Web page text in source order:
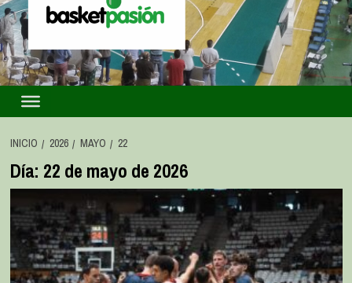
INICIO 2026 MAYO 22
Día: 22 de mayo de 2026